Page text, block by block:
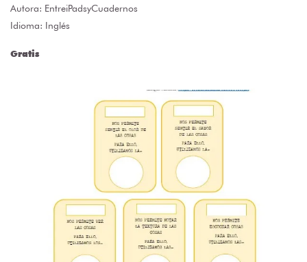
Autora: EntreiPadsyCuadernos
Idioma: Inglés
Gratis